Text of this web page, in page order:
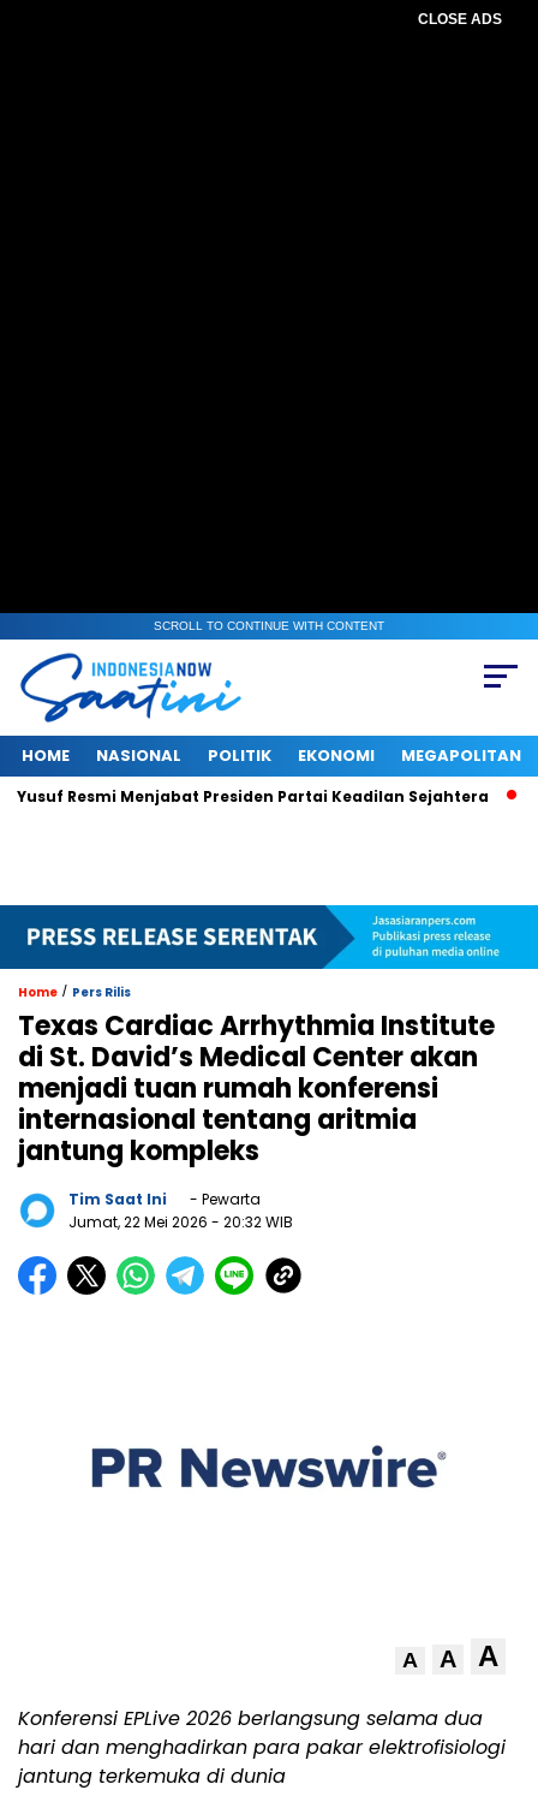
CLOSE ADS
SCROLL TO CONTINUE WITH CONTENT
HOME NASIONAL POLITIK EKONOMI MEGAPOLITAN
Menjabat Presiden Partai Keadilan Sejahtera Di
Home / Pers Rilis
Texas Cardiac Arrhythmia Institute
di St. David’s Medical Center akan
menjadi tuan rumah konferensi
internasional tentang aritmia
jantung kompleks
Tim Saat Ini
- Pewarta
Jumat, 22 Mei 2026 - 20:32 WIB
A A A
Konferensi EPLive 2026 berlangsung selama dua
hari dan menghadirkan para pakar elektrofisiologi
jantung terkemuka di dunia